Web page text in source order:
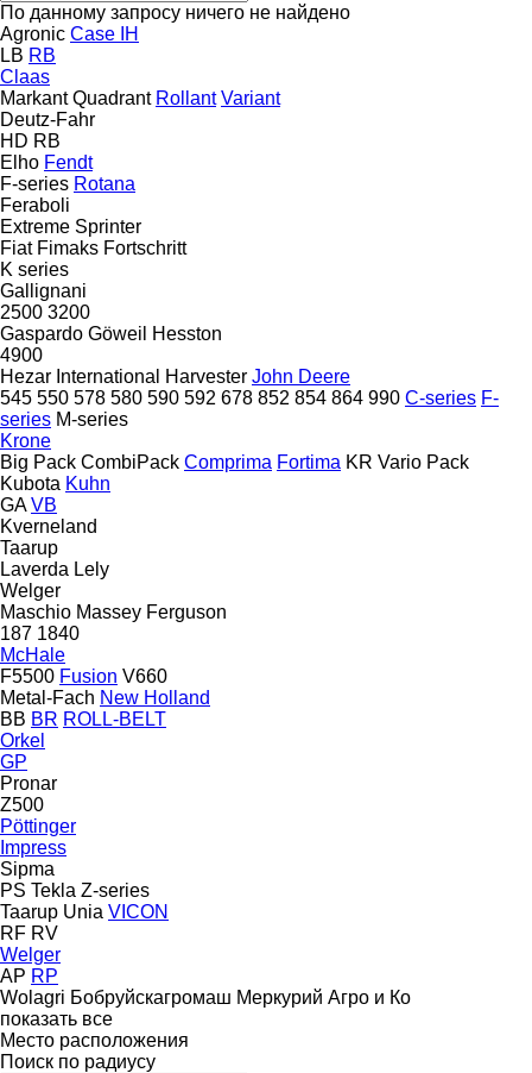
По данному запросу ничего не найдено
Agronic Case IH
LB RB
Claas
Markant Quadrant Rollant Variant
Deutz-Fahr
HD RB
Elho Fendt
F-series Rotana
Feraboli
Extreme Sprinter
Fiat Fimaks Fortschritt
K series
Gallignani
2500 3200
Gaspardo Göweil
Hesston
4900
Hezar International Harvester John Deere
545 550 578 580 590 592 678 852 854 864 990 C-series F-
series M-series
Krone
Big Pack CombiPack Comprima Fortima KR Vario Pack
Kubota Kuhn
GA VB
Kverneland
Taarup
Laverda Lely
Welger
Maschio Massey Ferguson
187 1840
McHale
F5500 Fusion V660
Metal-Fach New Holland
BB BR ROLL-BELT
Orkel
GP
Pronar
Z500
Pöttinger
Impress
Sipma
PS Tekla Z-series
Taarup Unia VICON
RF RV
Welger
AP RP
Wolagri Бобруйскагромаш Меркурий Агро и Ко
показать все
Место расположения
Поиск по радиусу